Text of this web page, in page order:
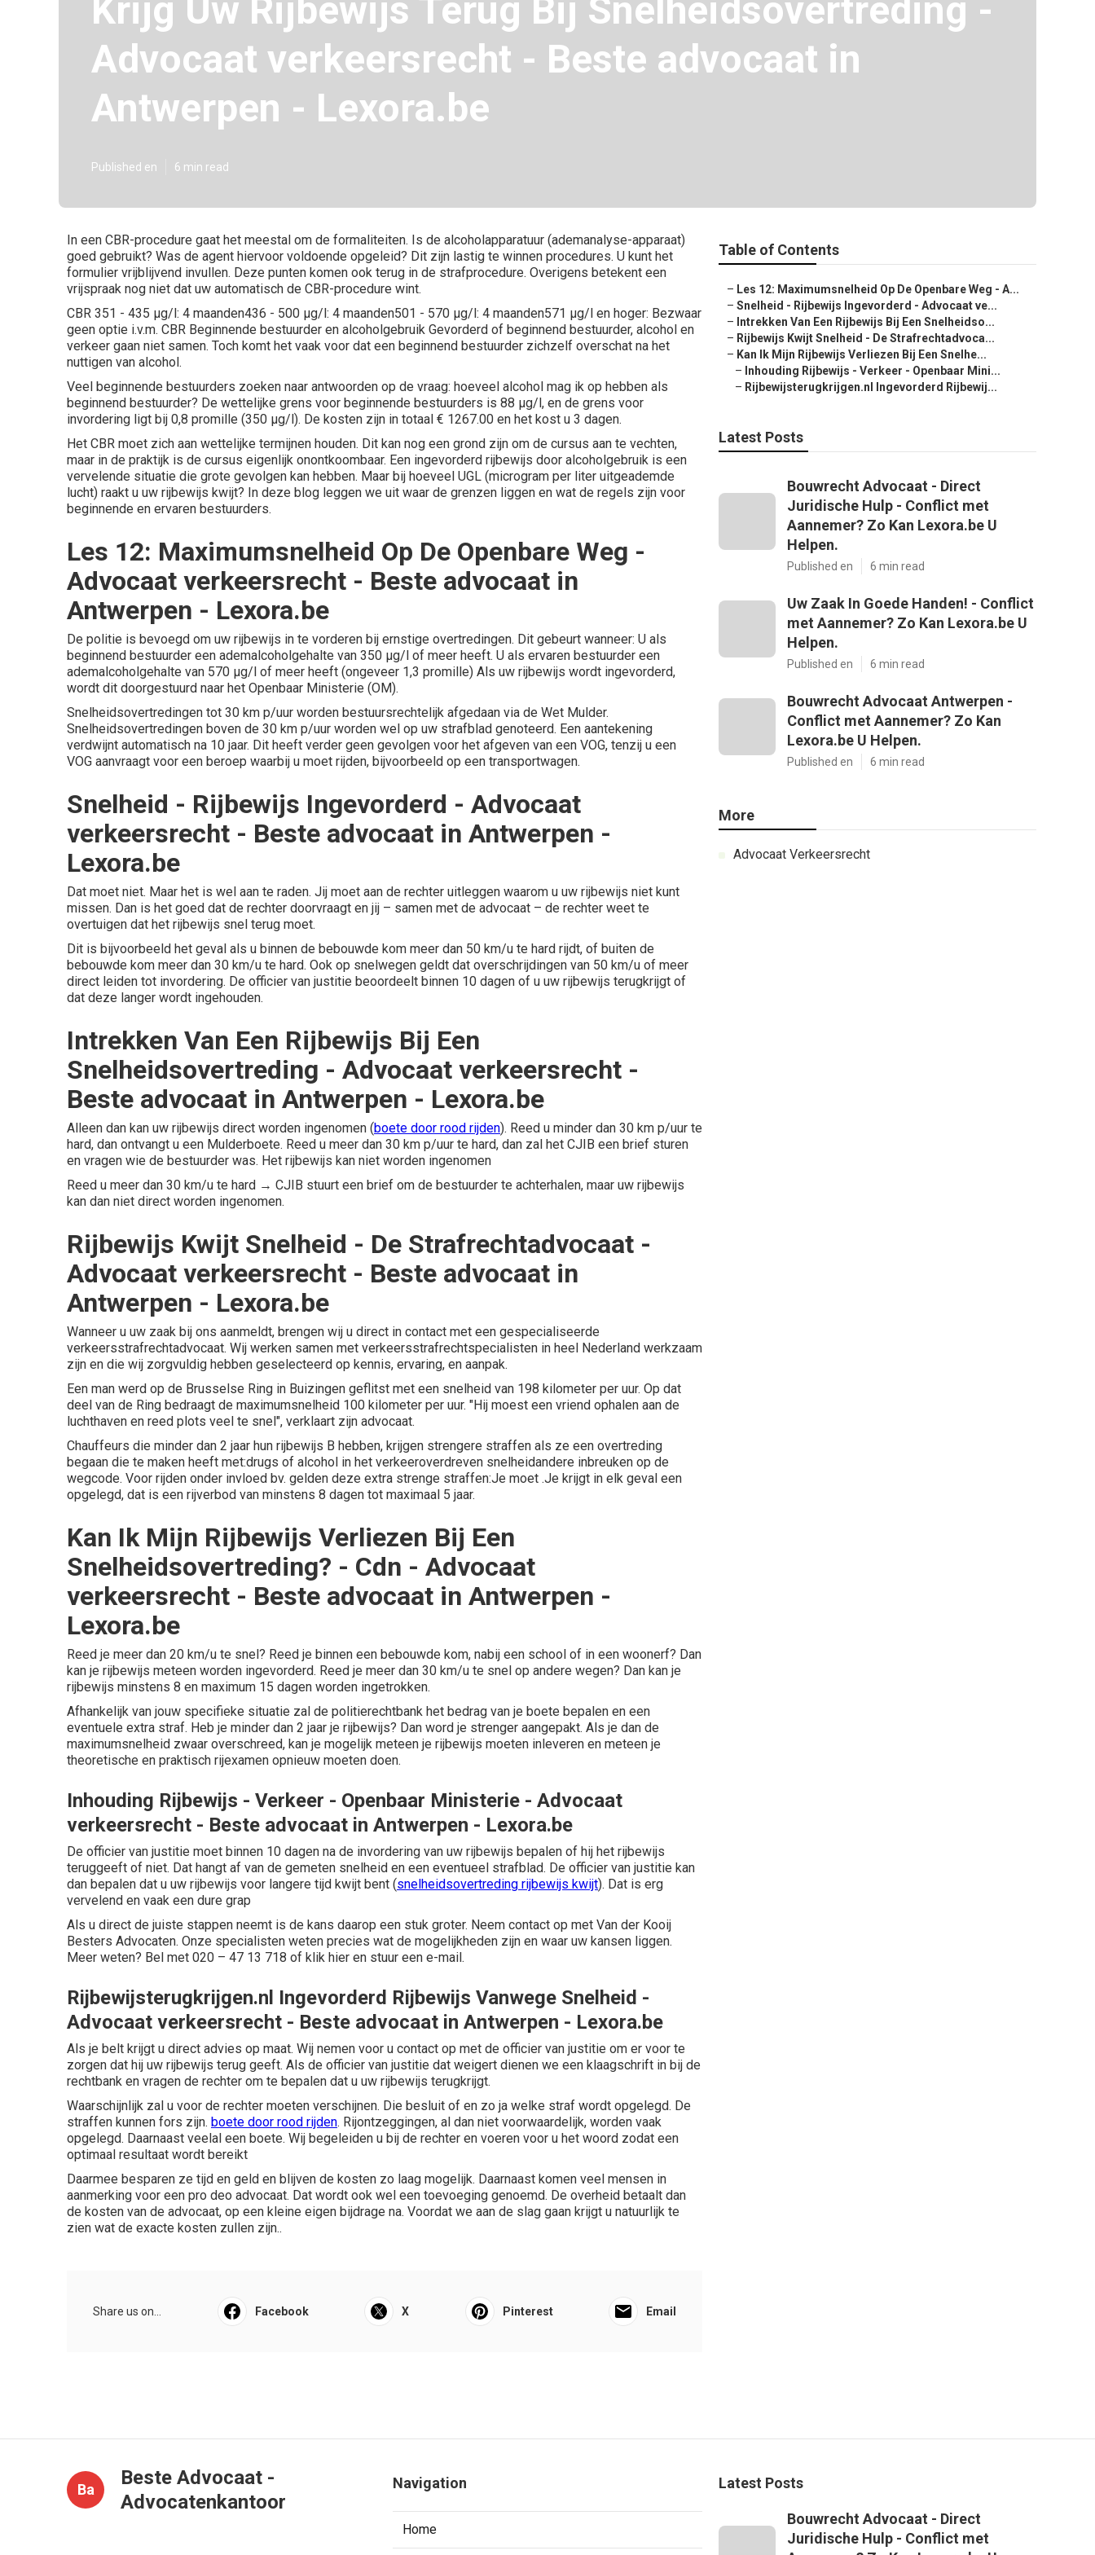
Krijg Uw Rijbewijs Terug Bij Snelheidsovertreding -
Advocaat verkeersrecht - Beste advocaat in
Antwerpen - Lexora.be
Published en 6 min read
In een CBR-procedure gaat het meestal om de formaliteiten. Is de alcoholapparatuur (ademanalyse-apparaat)
goed gebruikt? Was de agent hiervoor voldoende opgeleid? Dit zijn lastig te winnen procedures. U kunt het
formulier vrijblijvend invullen. Deze punten komen ook terug in de strafprocedure. Overigens betekent een
vrijspraak nog niet dat uw automatisch de CBR-procedure wint.
CBR 351 - 435 µg/l: 4 maanden436 - 500 µg/l: 4 maanden501 - 570 µg/l: 4 maanden571 µg/l en hoger: Bezwaar
geen optie i.v.m. CBR Beginnende bestuurder en alcoholgebruik Gevorderd of beginnend bestuurder, alcohol en
verkeer gaan niet samen. Toch komt het vaak voor dat een beginnend bestuurder zichzelf overschat na het
nuttigen van alcohol.
Veel beginnende bestuurders zoeken naar antwoorden op de vraag: hoeveel alcohol mag ik op hebben als
beginnend bestuurder? De wettelijke grens voor beginnende bestuurders is 88 µg/l, en de grens voor
invordering ligt bij 0,8 promille (350 µg/l). De kosten zijn in totaal € 1267.00 en het kost u 3 dagen.
Het CBR moet zich aan wettelijke termijnen houden. Dit kan nog een grond zijn om de cursus aan te vechten,
maar in de praktijk is de cursus eigenlijk onontkoombaar. Een ingevorderd rijbewijs door alcoholgebruik is een
vervelende situatie die grote gevolgen kan hebben. Maar bij hoeveel UGL (microgram per liter uitgeademde
lucht) raakt u uw rijbewijs kwijt? In deze blog leggen we uit waar de grenzen liggen en wat de regels zijn voor
beginnende en ervaren bestuurders.
Les 12: Maximumsnelheid Op De Openbare Weg -
Advocaat verkeersrecht - Beste advocaat in
Antwerpen - Lexora.be
De politie is bevoegd om uw rijbewijs in te vorderen bij ernstige overtredingen. Dit gebeurt wanneer: U als
beginnend bestuurder een ademalcoholgehalte van 350 µg/l of meer heeft. U als ervaren bestuurder een
ademalcoholgehalte van 570 µg/l of meer heeft (ongeveer 1,3 promille) Als uw rijbewijs wordt ingevorderd,
wordt dit doorgestuurd naar het Openbaar Ministerie (OM).
Snelheidsovertredingen tot 30 km p/uur worden bestuursrechtelijk afgedaan via de Wet Mulder.
Snelheidsovertredingen boven de 30 km p/uur worden wel op uw strafblad genoteerd. Een aantekening
verdwijnt automatisch na 10 jaar. Dit heeft verder geen gevolgen voor het afgeven van een VOG, tenzij u een
VOG aanvraagt voor een beroep waarbij u moet rijden, bijvoorbeeld op een transportwagen.
Snelheid - Rijbewijs Ingevorderd - Advocaat
verkeersrecht - Beste advocaat in Antwerpen -
Lexora.be
Dat moet niet. Maar het is wel aan te raden. Jij moet aan de rechter uitleggen waarom u uw rijbewijs niet kunt
missen. Dan is het goed dat de rechter doorvraagt en jij – samen met de advocaat – de rechter weet te
overtuigen dat het rijbewijs snel terug moet.
Dit is bijvoorbeeld het geval als u binnen de bebouwde kom meer dan 50 km/u te hard rijdt, of buiten de
bebouwde kom meer dan 30 km/u te hard. Ook op snelwegen geldt dat overschrijdingen van 50 km/u of meer
direct leiden tot invordering. De officier van justitie beoordeelt binnen 10 dagen of u uw rijbewijs terugkrijgt of
dat deze langer wordt ingehouden.
Intrekken Van Een Rijbewijs Bij Een
Snelheidsovertreding - Advocaat verkeersrecht -
Beste advocaat in Antwerpen - Lexora.be
Alleen dan kan uw rijbewijs direct worden ingenomen (boete door rood rijden). Reed u minder dan 30 km p/uur te
hard, dan ontvangt u een Mulderboete. Reed u meer dan 30 km p/uur te hard, dan zal het CJIB een brief sturen
en vragen wie de bestuurder was. Het rijbewijs kan niet worden ingenomen
Reed u meer dan 30 km/u te hard → CJIB stuurt een brief om de bestuurder te achterhalen, maar uw rijbewijs
kan dan niet direct worden ingenomen.
Rijbewijs Kwijt Snelheid - De Strafrechtadvocaat -
Advocaat verkeersrecht - Beste advocaat in
Antwerpen - Lexora.be
Wanneer u uw zaak bij ons aanmeldt, brengen wij u direct in contact met een gespecialiseerde
verkeersstrafrechtadvocaat. Wij werken samen met verkeersstrafrechtspecialisten in heel Nederland werkzaam
zijn en die wij zorgvuldig hebben geselecteerd op kennis, ervaring, en aanpak.
Een man werd op de Brusselse Ring in Buizingen geflitst met een snelheid van 198 kilometer per uur. Op dat
deel van de Ring bedraagt de maximumsnelheid 100 kilometer per uur. "Hij moest een vriend ophalen aan de
luchthaven en reed plots veel te snel", verklaart zijn advocaat.
Chauffeurs die minder dan 2 jaar hun rijbewijs B hebben, krijgen strengere straffen als ze een overtreding
begaan die te maken heeft met:drugs of alcohol in het verkeeroverdreven snelheidandere inbreuken op de
wegcode. Voor rijden onder invloed bv. gelden deze extra strenge straffen:Je moet .Je krijgt in elk geval een
opgelegd, dat is een rijverbod van minstens 8 dagen tot maximaal 5 jaar.
Kan Ik Mijn Rijbewijs Verliezen Bij Een
Snelheidsovertreding? - Cdn - Advocaat
verkeersrecht - Beste advocaat in Antwerpen -
Lexora.be
Reed je meer dan 20 km/u te snel? Reed je binnen een bebouwde kom, nabij een school of in een woonerf? Dan
kan je rijbewijs meteen worden ingevorderd. Reed je meer dan 30 km/u te snel op andere wegen? Dan kan je
rijbewijs minstens 8 en maximum 15 dagen worden ingetrokken.
Afhankelijk van jouw specifieke situatie zal de politierechtbank het bedrag van je boete bepalen en een
eventuele extra straf. Heb je minder dan 2 jaar je rijbewijs? Dan word je strenger aangepakt. Als je dan de
maximumsnelheid zwaar overschreed, kan je mogelijk meteen je rijbewijs moeten inleveren en meteen je
theoretische en praktisch rijexamen opnieuw moeten doen.
Inhouding Rijbewijs - Verkeer - Openbaar Ministerie - Advocaat
verkeersrecht - Beste advocaat in Antwerpen - Lexora.be
De officier van justitie moet binnen 10 dagen na de invordering van uw rijbewijs bepalen of hij het rijbewijs
teruggeeft of niet. Dat hangt af van de gemeten snelheid en een eventueel strafblad. De officier van justitie kan
dan bepalen dat u uw rijbewijs voor langere tijd kwijt bent (snelheidsovertreding rijbewijs kwijt). Dat is erg
vervelend en vaak een dure grap
Als u direct de juiste stappen neemt is de kans daarop een stuk groter. Neem contact op met Van der Kooij
Besters Advocaten. Onze specialisten weten precies wat de mogelijkheden zijn en waar uw kansen liggen.
Meer weten? Bel met 020 – 47 13 718 of klik hier en stuur een e-mail.
Rijbewijsterugkrijgen.nl Ingevorderd Rijbewijs Vanwege Snelheid -
Advocaat verkeersrecht - Beste advocaat in Antwerpen - Lexora.be
Als je belt krijgt u direct advies op maat. Wij nemen voor u contact op met de officier van justitie om er voor te
zorgen dat hij uw rijbewijs terug geeft. Als de officier van justitie dat weigert dienen we een klaagschrift in bij de
rechtbank en vragen de rechter om te bepalen dat u uw rijbewijs terugkrijgt.
Waarschijnlijk zal u voor de rechter moeten verschijnen. Die besluit of en zo ja welke straf wordt opgelegd. De
straffen kunnen fors zijn. boete door rood rijden. Rijontzeggingen, al dan niet voorwaardelijk, worden vaak
opgelegd. Daarnaast veelal een boete. Wij begeleiden u bij de rechter en voeren voor u het woord zodat een
optimaal resultaat wordt bereikt
Daarmee besparen ze tijd en geld en blijven de kosten zo laag mogelijk. Daarnaast komen veel mensen in
aanmerking voor een pro deo advocaat. Dat wordt ook wel een toevoeging genoemd. De overheid betaalt dan
de kosten van de advocaat, op een kleine eigen bijdrage na. Voordat we aan de slag gaan krijgt u natuurlijk te
zien wat de exacte kosten zullen zijn..
Share us on... Facebook X Pinterest Email
Table of Contents
– Les 12: Maximumsnelheid Op De Openbare Weg - A...
– Snelheid - Rijbewijs Ingevorderd - Advocaat ve...
– Intrekken Van Een Rijbewijs Bij Een Snelheidso...
– Rijbewijs Kwijt Snelheid - De Strafrechtadvoca...
– Kan Ik Mijn Rijbewijs Verliezen Bij Een Snelhe...
– Inhouding Rijbewijs - Verkeer - Openbaar Mini...
– Rijbewijsterugkrijgen.nl Ingevorderd Rijbewij...
Latest Posts
Bouwrecht Advocaat - Direct
Juridische Hulp - Conflict met
Aannemer? Zo Kan Lexora.be U
Helpen.
Published en 6 min read
Uw Zaak In Goede Handen! - Conflict
met Aannemer? Zo Kan Lexora.be U
Helpen.
Published en 6 min read
Bouwrecht Advocaat Antwerpen -
Conflict met Aannemer? Zo Kan
Lexora.be U Helpen.
Published en 6 min read
More
Advocaat Verkeersrecht
Ba
Beste Advocaat -
Advocatenkantoor
Navigation
Home
Latest Posts
Bouwrecht Advocaat - Direct
Juridische Hulp - Conflict met